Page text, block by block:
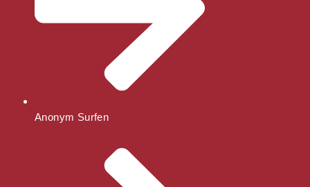
Anonym Surfen